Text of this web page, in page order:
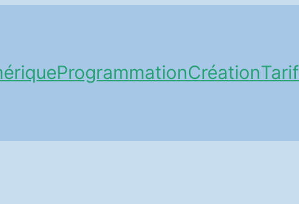
ProgrammationCréationTarif